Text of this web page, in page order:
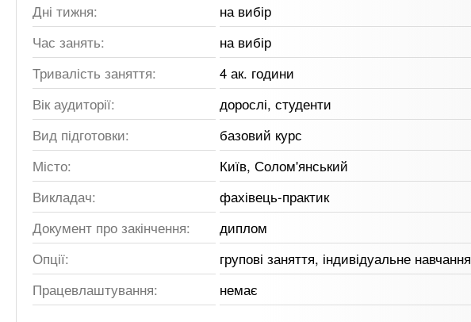
Дні тижня:
на вибір
Час занять:
на вибір
Тривалість заняття:
4 ак. години
Вік аудиторії:
дорослі, студенти
Вид підготовки:
базовий курс
Місто:
Київ, Солом'янський
Викладач:
фахівець-практик
Документ про закінчення:
диплом
Опції:
групові заняття, індивідуальне навчання
Працевлаштування:
немає